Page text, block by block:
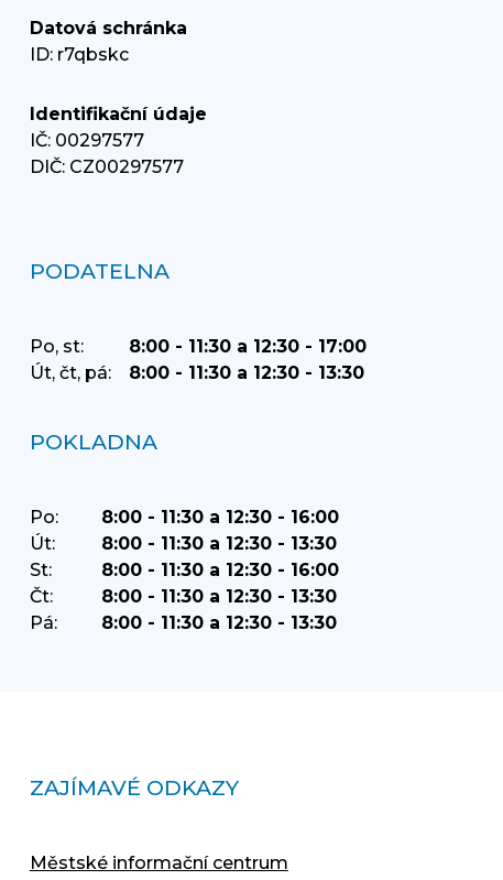
Datová schránka
ID: r7qbskc
Identifikační údaje
IČ: 00297577
DIČ: CZ00297577
PODATELNA
Po, st:
8:00 - 11:30 a 12:30 - 17:00
Út, čt, pá:
8:00 - 11:30 a 12:30 - 13:30
POKLADNA
Po:
8:00 - 11:30 a 12:30 - 16:00
Út:
8:00 - 11:30 a 12:30 - 13:30
St:
8:00 - 11:30 a 12:30 - 16:00
Čt:
8:00 - 11:30 a 12:30 - 13:30
Pá:
8:00 - 11:30 a 12:30 - 13:30
ZAJÍMAVÉ ODKAZY
Městské informační centrum